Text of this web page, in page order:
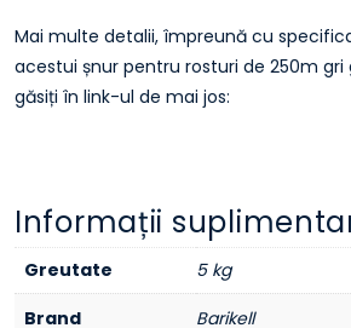
Mai multe detalii, împreună cu
acestui șnur pentru rosturi de 250m gri
găsiți în link-ul de mai jos:
Informații
Greutate
5 kg
Brand
Barikell